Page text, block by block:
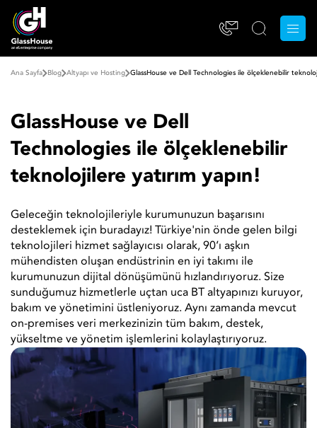
Ana Sayfa Blog Altyapı ve Hosting GlassHouse ve Dell Technologies ile ölçeklenebilir
GlassHouse ve Dell
Technologies ile ölçeklenebilir
teknolojilere yatırım yapın!
Geleceğin teknolojileriyle kurumunuzun başarısını
desteklemek için buradayız! Türkiye'nin önde gelen bilgi
teknolojileri hizmet sağlayıcısı olarak, 90’ı aşkın
mühendisten oluşan endüstrinin en iyi takımı ile
kurumunuzun dijital dönüşümünü hızlandırıyoruz. Size
sunduğumuz hizmetlerle uçtan uca BT altyapınızı kuruyor,
bakım ve yönetimini üstleniyoruz. Aynı zamanda mevcut
on-premises veri merkezinizin tüm bakım, destek,
yükseltme ve yönetim işlemlerini kolaylaştırıyoruz.